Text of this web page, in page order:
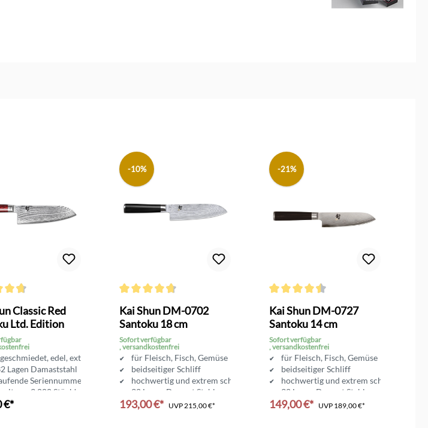
Classic Red
Ltd. Edition
edel, extrascharf
Lagen Damaststahl
Seriennummer
nur 3.000 Stück!
€*
-10%
Kai Shun DM-0702
Santoku 18 cm
Sofort verfügbar
, versandkostenfrei
für Fleisch, Fisch, Gemüse
beidseitiger Schliff
hochwertig und extrem scharf
32 Lagen Damast Stahl
Klingenlänge 18 cm
193,00 €* UVP215,00 €*
-21%
Kai Shun DM-0727
Santoku 14 cm
Sofort verfügbar
, versandkostenfrei
für Fleisch, Fisch, Gemüse
beidseitiger Schliff
hochwertig und extrem scharf
32 Lagen Damast Stahl
Klingenlänge 14 cm
149,00 €* UVP 189,00 €*